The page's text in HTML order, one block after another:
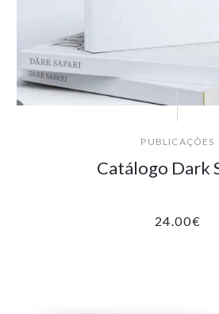
PUBLICAÇÕES
Catálogo Dark
24.00€